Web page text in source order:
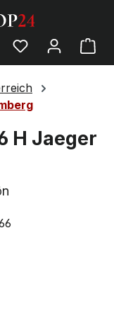
H Jaeger